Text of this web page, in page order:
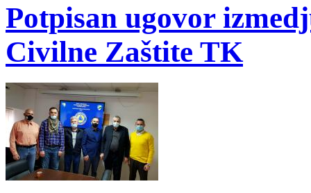
Potpisan ugovor
Civilne Zaštite TK